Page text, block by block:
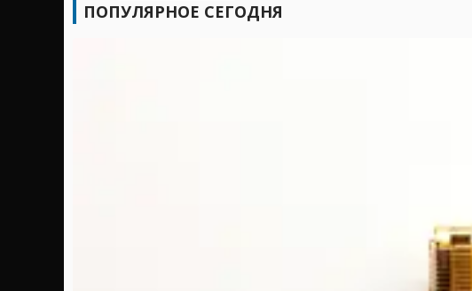
ПОПУЛЯРНОЕ СЕГОДНЯ